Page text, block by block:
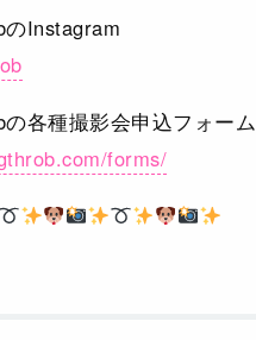
Instagram
の各種撮影会申込フォーム
forms/